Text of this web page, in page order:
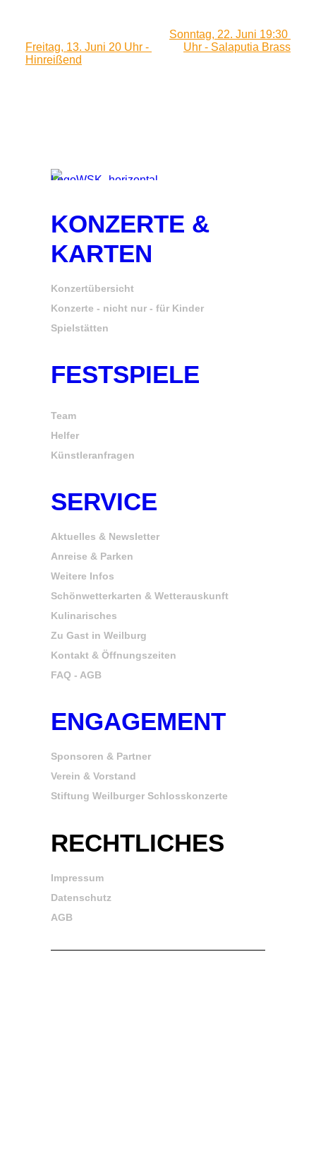
Freitag, 13. Juni 20 Uhr -
Hinreißend
Sonntag, 22. Juni 19:30
Uhr - Salaputia Brass
KONZERTE &
KARTEN
Konzertübersicht
Konzerte - nicht nur - für Kinder
Spielstätten
FESTSPIELE
Team
Helfer
Künstleranfragen
SERVICE
Aktuelles & Newsletter
Anreise & Parken
Weitere Infos
Schönwetterkarten & Wetterauskunft
Kulinarisches
Zu Gast in Weilburg
Kontakt & Öffnungszeiten
FAQ - AGB
ENGAGEMENT
Sponsoren & Partner
Verein & Vorstand
Stiftung Weilburger Schlosskonzerte
RECHTLICHES
Impressum
Datenschutz
AGB